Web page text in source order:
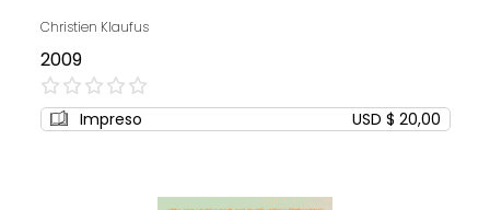
Christien Klaufus
2009
0%
Impreso USD $ 20,00